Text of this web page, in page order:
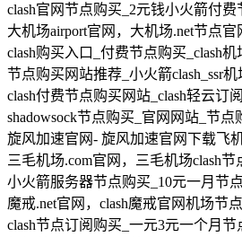
clash官网节点购买_2元钱小火箭付
大机场airport官网，大机场.net节点
clash购买入口_付费节点购买_clash
节点购买网站推荐_小火箭clash_ssr
clash付费节点购买网站_clash轻云订
shadowsock节点购买_官网网站_节点
旋风加速官网- 旋风加速官网下载飞
三毛机场.com官网，三毛机场clash
小火箭服务器节点购买_10元一月节
魔戒.net官网，clash魔戒官网机场节
clash节点订阅购买_一元3元一个月节